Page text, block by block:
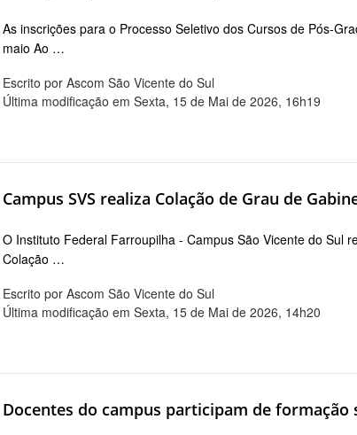
As inscrições para o Processo Seletivo dos Cursos de Pós-
maio Ao …
Escrito por Ascom São Vicente do Sul
Última modificação em Sexta, 15 de Mai de 2026, 16h19
Campus SVS realiza Colação de Grau de
O Instituto Federal Farroupilha - Campus São Vicente do Sul
Colação …
Escrito por Ascom São Vicente do Sul
Última modificação em Sexta, 15 de Mai de 2026, 14h20
Docentes do campus participam de